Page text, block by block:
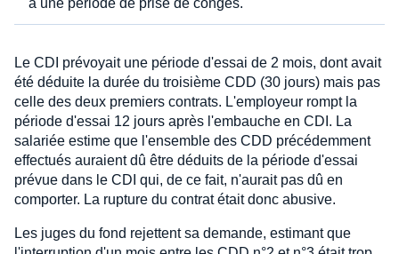
à une période de prise de congés.
Le CDI prévoyait une période d'essai de 2 mois, dont avait
été déduite la durée du troisième CDD (30 jours) mais pas
celle des deux premiers contrats. L'employeur rompt la
période d'essai 12 jours après l'embauche en CDI. La
salariée estime que l'ensemble des CDD précédemment
effectués auraient dû être déduits de la période d'essai
prévue dans le CDI qui, de ce fait, n'aurait pas dû en
comporter. La rupture du contrat était donc abusive.
Les juges du fond rejettent sa demande, estimant que